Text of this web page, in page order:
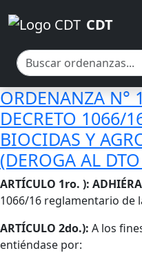
CDT
ORDENANZA N°
DECRETO 1066/
BIOCIDAS Y
(DEROGA AL
Cuerpo
ARTÍCULO 1ro. ):
1066/16 reglamentario de
ARTÍCULO 2do.): A los
entiéndase por: